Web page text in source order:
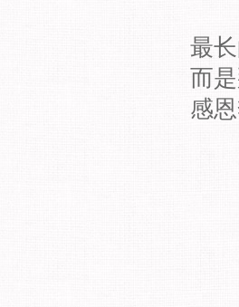
最
而
感